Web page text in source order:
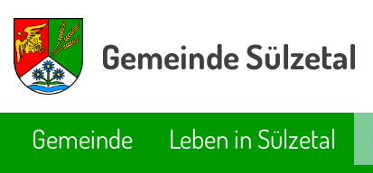
Gemeinde Sülzetal
Gemeinde Leben in Sülzetal